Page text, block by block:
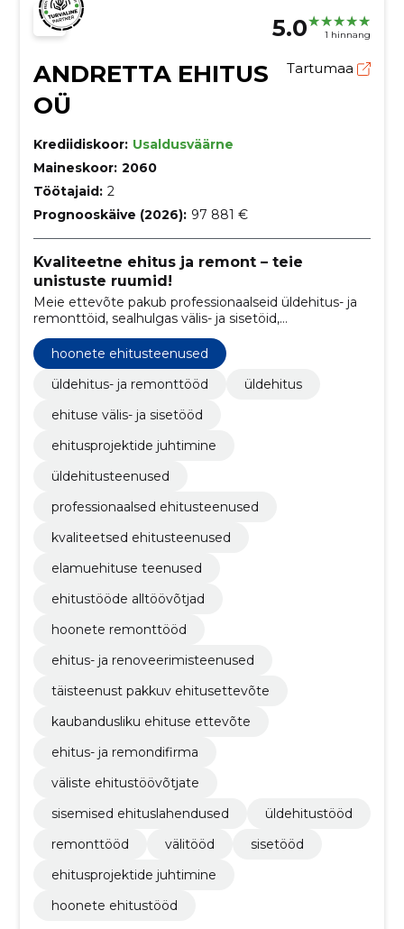
5.0 1 hinnang
ANDRETTA EHITUS
OÜ
Tartumaa
Krediidiskoor: Usaldusväärne
Maineskoor: 2060
Töötajaid: 2
Prognooskäive (2026): 97 881 €
Kvaliteetne ehitus ja remont – teie
unistuste ruumid!
Meie ettevõte pakub professionaalseid üldehitus- ja
remonttöid, sealhulgas välis- ja sisetöid,
ehitusprojektide juhtimist ning kvaliteetseid
ehitusteenuseid.
hoonete ehitusteenused
üldehitus- ja remonttööd
üldehitus
ehituse välis- ja sisetööd
ehitusprojektide juhtimine
üldehitusteenused
professionaalsed ehitusteenused
kvaliteetsed ehitusteenused
elamuehituse teenused
ehitustööde alltöövõtjad
hoonete remonttööd
ehitus- ja renoveerimisteenused
täisteenust pakkuv ehitusettevõte
kaubandusliku ehituse ettevõte
ehitus- ja remondifirma
väliste ehitustöövõtjate
sisemised ehituslahendused
üldehitustööd
remonttööd
välitööd
sisetööd
ehitusprojektide juhtimine
hoonete ehitustööd